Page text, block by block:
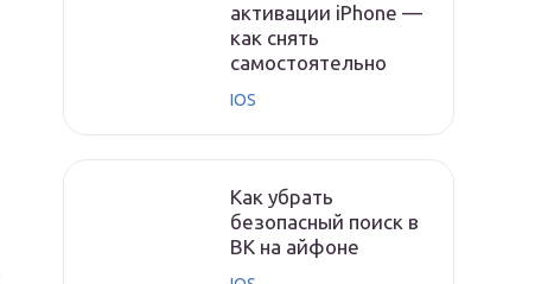
активации iPhone —
как снять
самостоятельно
IOS
Как убрать
безопасный поиск в
ВК на айфоне